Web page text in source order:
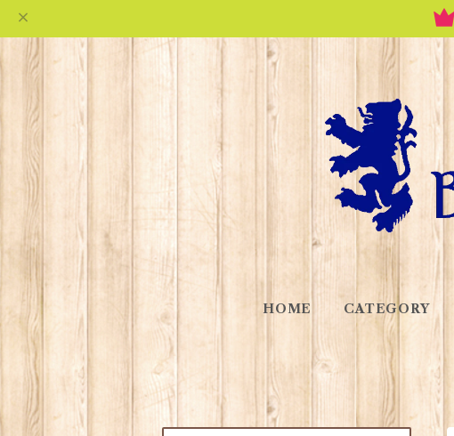
HOME CATEGORY